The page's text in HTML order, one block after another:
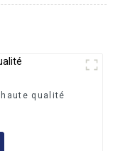
qualité